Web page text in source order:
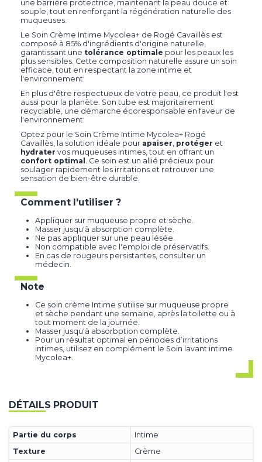
une barrière protectrice, maintenant la peau douce et
souple, tout en renforçant la régénération naturelle des
muqueuses.
Le Soin Crème Intime Mycolea+ de Rogé Cavaillès est
composé à 85% d'ingrédients d'origine naturelle,
garantissant une tolérance optimale pour les peaux les
plus sensibles. Cette composition naturelle assure un soin
efficace, tout en respectant la zone intime et
l'environnement.
En plus d'être respectueux de votre peau, ce produit l'est
aussi pour la planète. Son tube est majoritairement
recyclable, une démarche écoresponsable en faveur de
l'environnement.
Optez pour le Soin Crème Intime Mycolea+ Rogé
Cavaillès, la solution idéale pour apaiser protéger et
hydrater vos muqueuses intimes, tout en offrant un
confort optimal
. Ce soin est un allié précieux pour
soulager rapidement les irritations et retrouver une
sensation de bien-être durable.
Comment l'utiliser ?
Appliquer sur muqueuse propre et sèche.
Masser jusqu'à absorption complète.
Ne pas appliquer sur une peau lésée.
Non compatible avec l'emploi de préservatifs.
En cas de rougeurs persistantes, consulter un
médecin.
Note
Ce soin crème Intime s'utilise sur muqueuse propre
et sèche pendant une semaine, après la toilette ou à
tout moment de la journée.
Masser jusqu'à absorbption complète.
Pour un résultat optimal en périodes d’irritations
intimes, utilisez en complément le Soin lavant intime
Mycolea+.
DÉTAILS PRODUIT
Partie du corps
Intime
Texture
Crème